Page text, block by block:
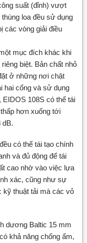
suất (đỉnh) vượt
loa đều sử dụng
các vòng giải điều
mục đích khác khi
biệt. Bản chất nhỏ
ở những nơi chật
hai cổng và sử dụng
EIDOS 108S có thể tái
hơn xuống tới
dB.
có thể tái tạo chính
và đủ động để tái
cao nhờ vào việc lựa
xác, cũng như sự
kỹ thuật tải mà các vỏ
dương Baltic 15 mm
khả năng chống ẩm,